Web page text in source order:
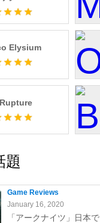
Elysium
題
Game Reviews
January 16, 2020
「アークナイツ」日本で